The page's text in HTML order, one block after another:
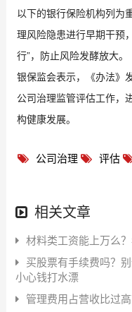
以下的银行保险机构列为
理风险隐患进行早期干预
行”，防止风险发酵放大。
银保监会表示，《办法》
公司治理监管评估工作，
构健康发展。
公司治理 评估
相关文章
材料类工资能上万么
买股票有手续费吗？别
小心钱打水漂
管理费用占营收比过